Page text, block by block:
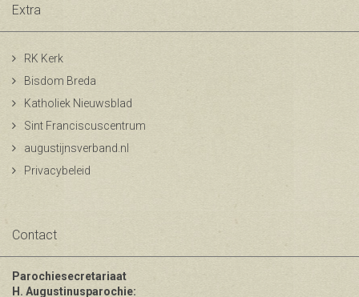
Extra
RK Kerk
Bisdom Breda
Katholiek Nieuwsblad
Sint Franciscuscentrum
augustijnsverband.nl
Privacybeleid
Contact
Parochiesecretariaat
H. Augustinusparochie: